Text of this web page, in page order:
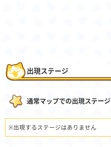
出現ステージ
通常マップでの出現ステージ
※出現するステージはありません